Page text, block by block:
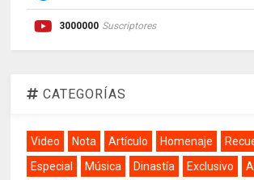
3000000 Suscriptores
CATEGORÍAS
Video Nota Artículo Homenaje
Especial
Música Dinastía Exclusivo